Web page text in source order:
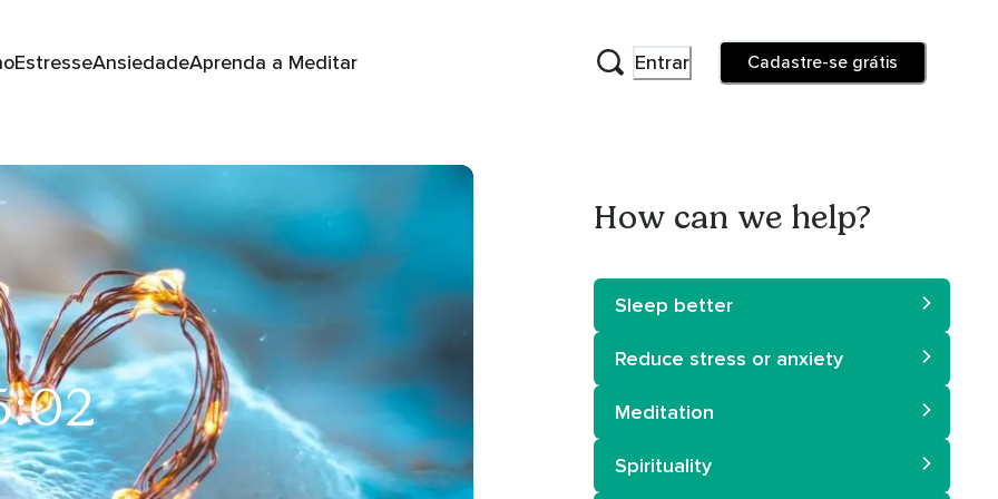
EstresseAnsiedadeAprenda a Meditar Entrar Cadastre-se grátis
How can we help?
Sleep better
Reduce stress or anxiety
Meditation
Spirituality